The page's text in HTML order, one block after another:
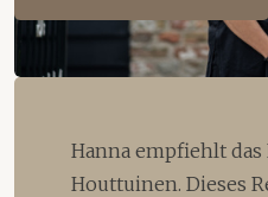
Hanna empfiehlt das
Houttuinen. Dieses